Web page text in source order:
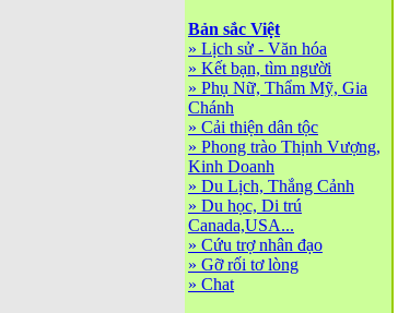
Bản sắc Việt
» Lịch sử - Văn hóa
» Kết bạn, tìm người
» Phụ Nữ, Thẩm Mỹ, Gia
Chánh
» Cải thiện dân tộc
» Phong trào Thịnh Vượng,
Kinh Doanh
» Du Lịch, Thắng Cảnh
» Du học, Di trú
Canada,USA...
» Cứu trợ nhân đạo
» Gỡ rối tơ lòng
» Chat